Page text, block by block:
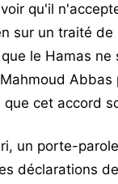
qu'il
sur un traité
le Hamas
cet accord
un porte-
déclarations